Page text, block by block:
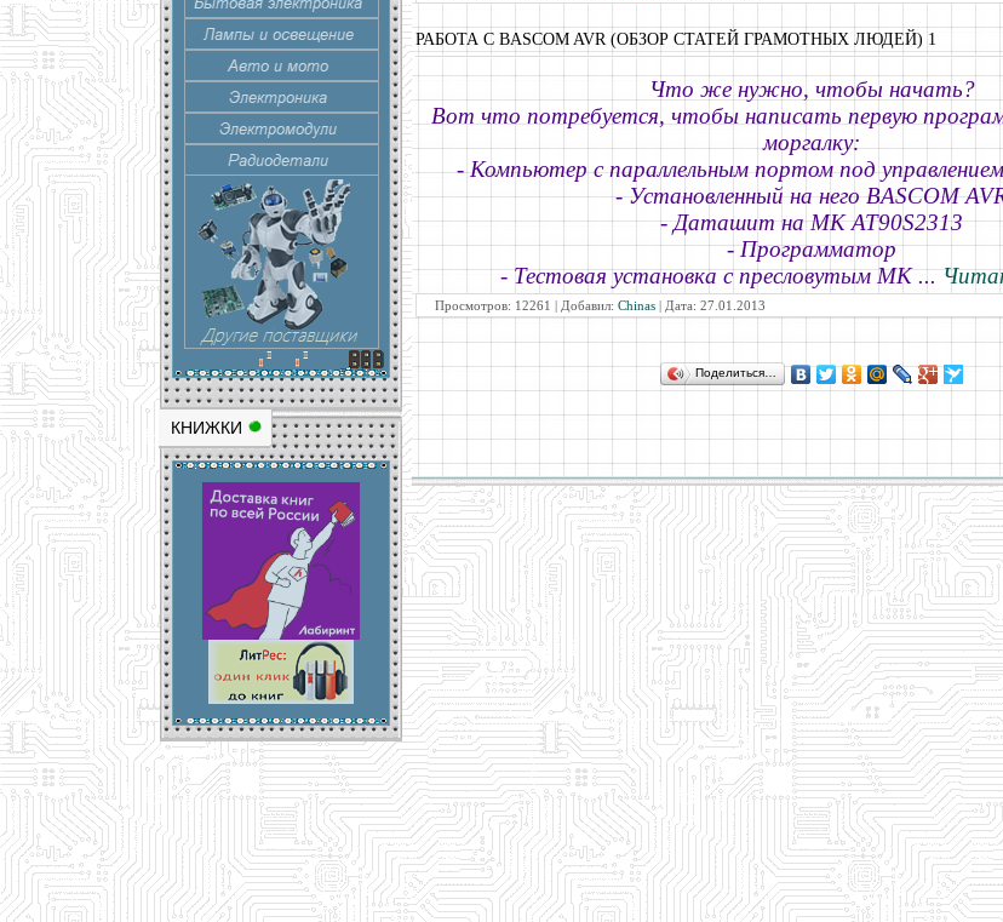
КНИЖКИ
РАБОТА С BASCOM AVR (ОБЗОР СТАТЕЙ ГРАМОТНЫХ ЛЮДЕЙ) 1
Что же нужно, чтобы начать?
Вот что потребуется, чтобы написать первую
моргалку:
- Компьютер с параллельным портом под
- Установленный на него BASCOM
- Даташит на МК AT90S2313
- Программатор
- Тестовая установка с пресловутым МК...
Просмотров: 12261 | Добавил: Chinas | Дата: 27.01.2013
Поделиться…